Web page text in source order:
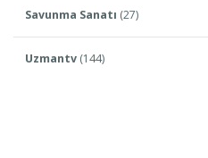
Savunma Sanatı (27)
Uzmantv (144)